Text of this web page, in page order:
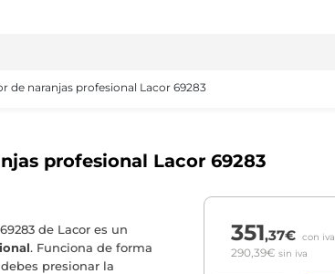
de naranjas profesional Lacor 69283
profesional Lacor 69283
de Lacor es un
. Funciona de forma
presionar la
351,37€ con iva
290,39€ sin iva